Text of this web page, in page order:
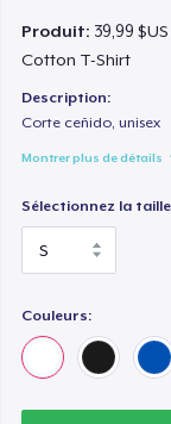
Produit: 39,99
Cotton T-Shirt
Description:
Corte ceñido, unisex
Montrer plus de détails
Sélectionnez la
Couleurs: